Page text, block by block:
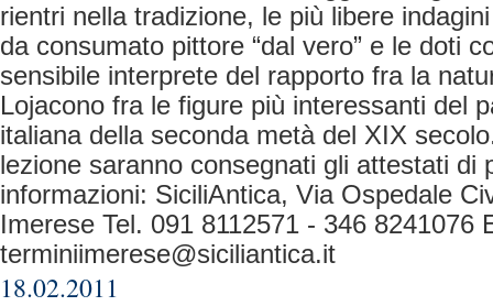
rientri nella tradizione, le più libere
da consumato pittore “dal vero” e le doti
sensibile interprete del rapporto fra la
Lojacono fra le figure più interessanti del
italiana della seconda metà del XIX
lezione saranno consegnati gli attestati di
informazioni: SiciliAntica, Via Ospedale
Imerese Tel. 091 8112571 - 346 8241076
terminiimerese@siciliantica.it
18.02.2011